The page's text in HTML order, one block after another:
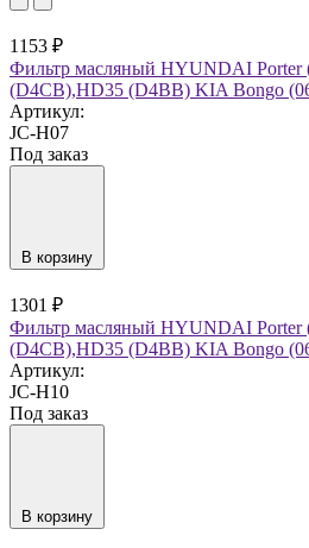
1153 ₽
Фильтр масляный HYUNDAI Porter
(D4CB),HD35 (D4BB) KIA Bongo
Артикул:
JC-H07
Под заказ
В корзину
1301 ₽
Фильтр масляный HYUNDAI Porter
(D4CB),HD35 (D4BB) KIA Bongo
Артикул:
JC-H10
Под заказ
В корзину